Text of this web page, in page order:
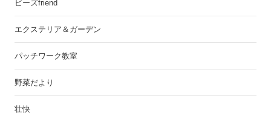
ビーズfriend
エクステリア＆ガーデン
パッチワーク教室
野菜だより
壮快